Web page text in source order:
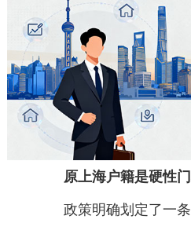
原上海户籍是硬性
政策明确划定了一条